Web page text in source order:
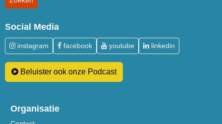
Social Media
instagram facebook youtube linkedin
Beluister ook onze Podcast
Organisatie